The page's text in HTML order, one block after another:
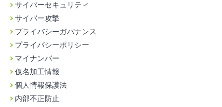
サイバーセキュリティ
サイバー攻撃
プライバシーガバナンス
プライバシーポリシー
マイナンバー
仮名加工情報
個人情報保護法
内部不正防止